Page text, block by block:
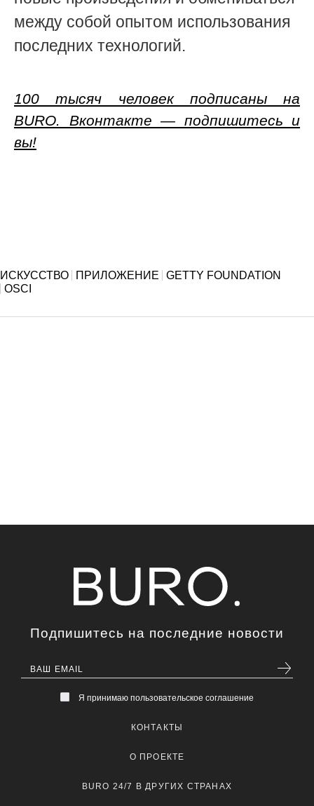
между собой опытом использования
последних технологий.
100 тысяч человек подписаны на
BURO. Вконтакте — подпишитесь и
вы!
ИСКУССТВО ПРИЛОЖЕНИЕ
GETTY FOUNDATION
OSCI
Подпишитесь на последние новости
Я принимаю пользовательское соглашение
КОНТАКТЫ
О ПРОЕКТЕ
BURO 24/7 В ДРУГИХ СТРАНАХ